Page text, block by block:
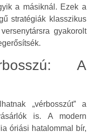
a másiknál. Ezek a
stratégiák klasszikus
gyakorolt
A
„vérbosszút” a
is. A modern
óriási hatalommal bír,